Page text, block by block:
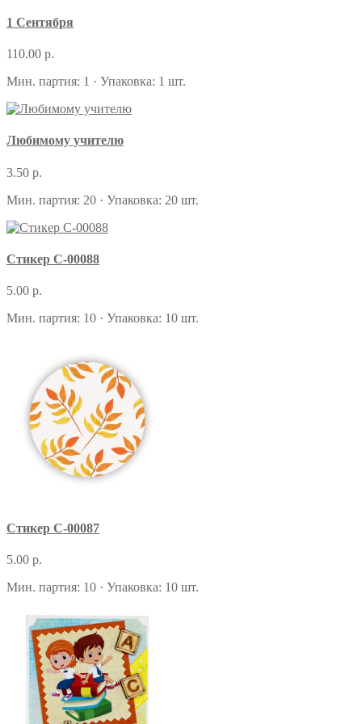
1 Сентября
110.00 р.
Мин. партия: 1 · Упаковка: 1 шт.
Любимому учителю
3.50 р.
Мин. партия: 20 · Упаковка: 20 шт.
Стикер С-00088
5.00 р.
Мин. партия: 10 · Упаковка: 10 шт.
Стикер С-00087
5.00 р.
Мин. партия: 10 · Упаковка: 10 шт.